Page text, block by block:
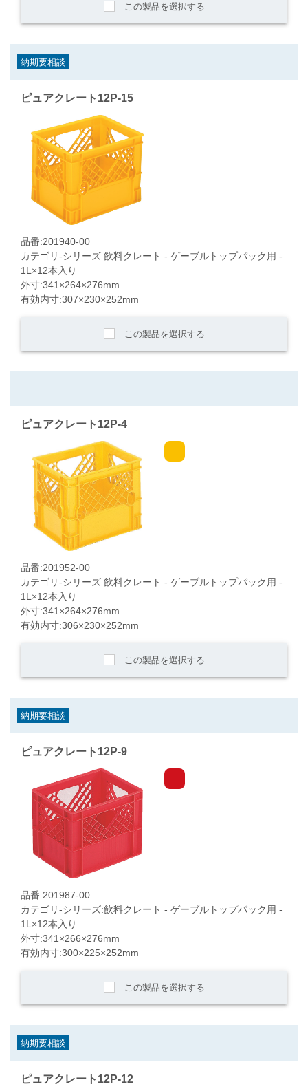
この製品を選択する
納期要相談
ピュアクレート12P-15
品番:201940-00
カテゴリ-シリーズ:飲料クレート - ゲーブルトップパック用 -
1L×12本入り
外寸:341×264×276mm
有効内寸:307×230×252mm
この製品を選択する
ピュアクレート12P-4
品番:201952-00
カテゴリ-シリーズ:飲料クレート - ゲーブルトップパック用 -
1L×12本入り
外寸:341×264×276mm
有効内寸:306×230×252mm
この製品を選択する
納期要相談
ピュアクレート12P-9
品番:201987-00
カテゴリ-シリーズ:飲料クレート - ゲーブルトップパック用 -
1L×12本入り
外寸:341×266×276mm
有効内寸:300×225×252mm
この製品を選択する
納期要相談
ピュアクレート12P-12